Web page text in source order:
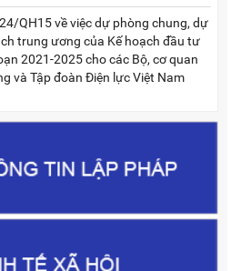
QH15 về việc dự phòng chung, dự
trung ương của Kế hoạch đầu tư
2021-2025 cho các Bộ, cơ quan
và Tập đoàn Điện lực Việt Nam